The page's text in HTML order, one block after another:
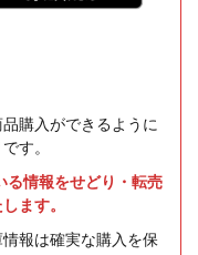
購入ができるように
す。
る情報をせどり・転売
ます。
報は確実な購入を保